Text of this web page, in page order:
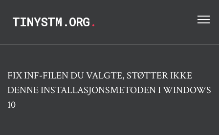
TINYSTM.ORG.
FIX INF-FILEN DU VALGTE, STØTTER IKKE
DENNE INSTALLASJONSMETODEN I WINDOWS
10